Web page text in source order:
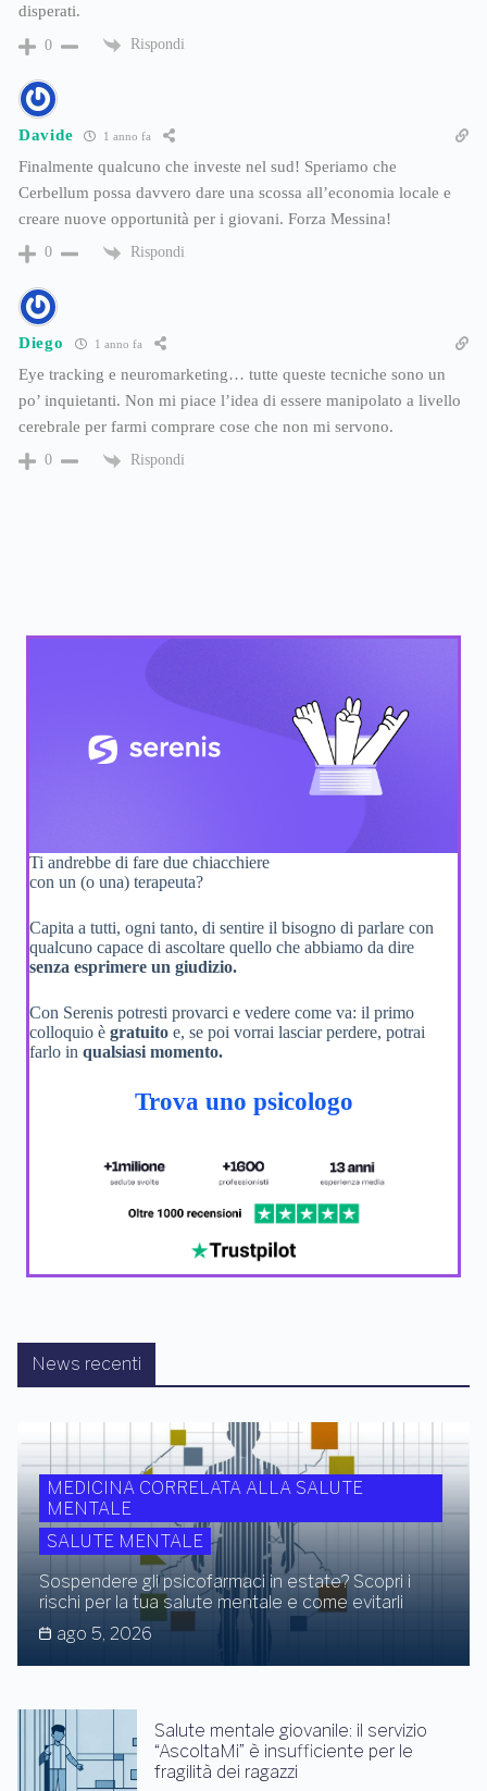
disperati.
0 Rispondi
Davide 1 anno fa
Finalmente qualcuno che investe nel sud! Speriamo che
Cerbellum possa davvero dare una scossa all’economia locale e
creare nuove opportunità per i giovani. Forza Messina!
0 Rispondi
Diego 1 anno fa
Eye tracking e neuromarketing… tutte queste tecniche sono un
po’ inquietanti. Non mi piace l’idea di essere manipolato a livello
cerebrale per farmi comprare cose che non mi servono.
0 Rispondi
Ti andrebbe di fare due chiacchiere
con un (o una) terapeuta?
Capita a tutti, ogni tanto, di sentire il bisogno di parlare con
qualcuno capace di ascoltare quello che abbiamo da dire
senza esprimere un giudizio.
Con Serenis potresti provarci e vedere come va: il primo
colloquio è gratuito e, se poi vorrai lasciar perdere, potrai
farlo in qualsiasi momento.
Trova uno psicologo
News recenti
MEDICINA CORRELATA ALLA SALUTE
MENTALE
SALUTE MENTALE
Sospendere gli psicofarmaci in estate? Scopri i
rischi per la tua salute mentale e come evitarli
ago 5, 2026
Salute mentale giovanile: il servizio
“AscoltaMi” è insufficiente per le
fragilità dei ragazzi